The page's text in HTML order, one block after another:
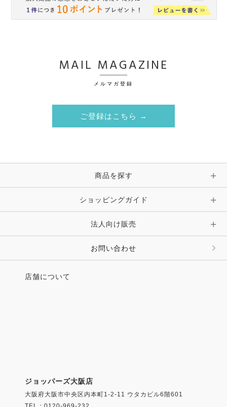
MAIL MAGAZINE
メルマガ登録
ご登録はこちら →
商品を探す
ショッピングガイド
法人向け販売
お問い合わせ
店舗について
ジョッパーズ大阪店
大阪府大阪市中央区内本町1-2-11 ウタカビル6階601